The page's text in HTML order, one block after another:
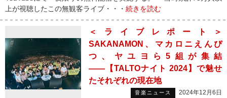
上が視聴したこの無観客ライブ・・・ 続きを読む
＜ライブレポート＞
SAKANAMON、マカロニえんぴ
つ、ヤユヨら5組が集結
――【TALTOナイト 2024】で魅せ
たそれぞれの現在地
音楽ニュース 2024年12月6日